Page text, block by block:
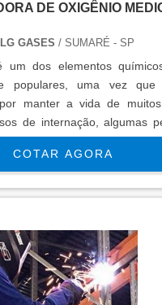
DE OXIGÊNIO
GASES / SUMARÉ - SP
um dos elementos
e populares, uma vez
manter a vida de
de internação, algumas
dificuldade de respirar
enfermeiros um balão de
diretamente nas vias
à sua tamanha
na cidade de São....
COTAR AGORA